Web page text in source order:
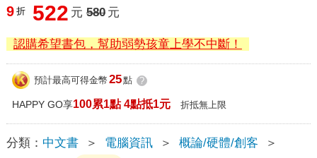
9 折 522 元 580 元
認購希望書包，幫助弱勢孩童上學不中斷！
預計最高可得金幣 25點 ?
HAPPY GO享100累1點 4點抵1元 折抵無上限
分類： 中文書 ＞ 電腦資訊 ＞ 概論/硬體/創客
＞